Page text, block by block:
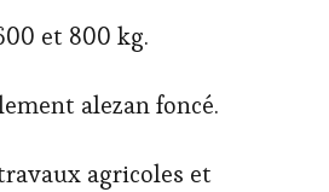
et 800 kg.
alezan foncé.
agricoles et